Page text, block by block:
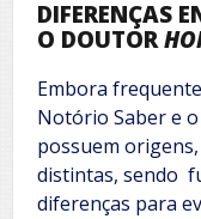
DIFERENÇAS
O DOUTOR
Embora
Notório Saber e
possuem
distintas, sendo
diferenças para